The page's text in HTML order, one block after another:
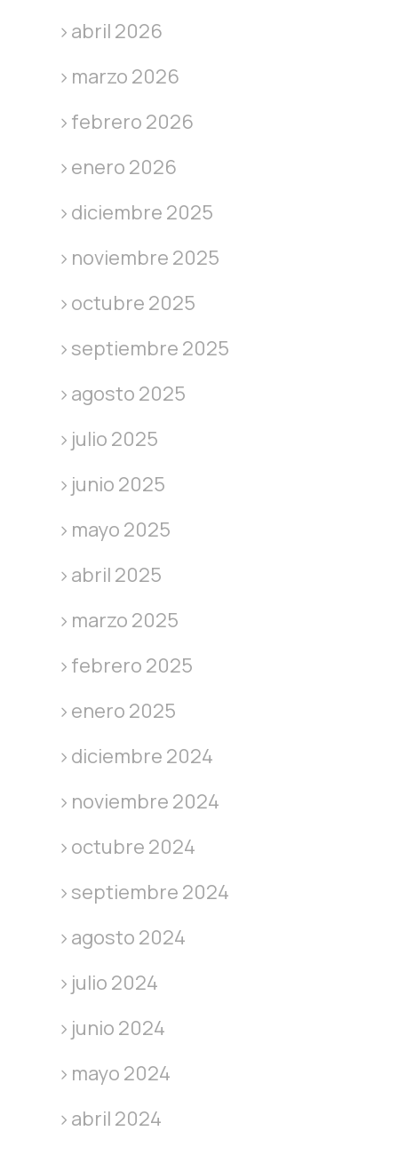
abril 2026
marzo 2026
febrero 2026
enero 2026
diciembre 2025
noviembre 2025
octubre 2025
septiembre 2025
agosto 2025
julio 2025
junio 2025
mayo 2025
abril 2025
marzo 2025
febrero 2025
enero 2025
diciembre 2024
noviembre 2024
octubre 2024
septiembre 2024
agosto 2024
julio 2024
junio 2024
mayo 2024
abril 2024